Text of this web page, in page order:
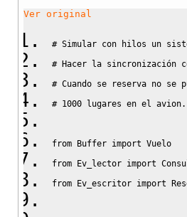
Ver original
# Simular con hilos un
# Hacer la sincronización
# Cuando se reserva no
# 1000 lugares en el avion.
from Buffer import
from Ev_lector import
from Ev_escritor import